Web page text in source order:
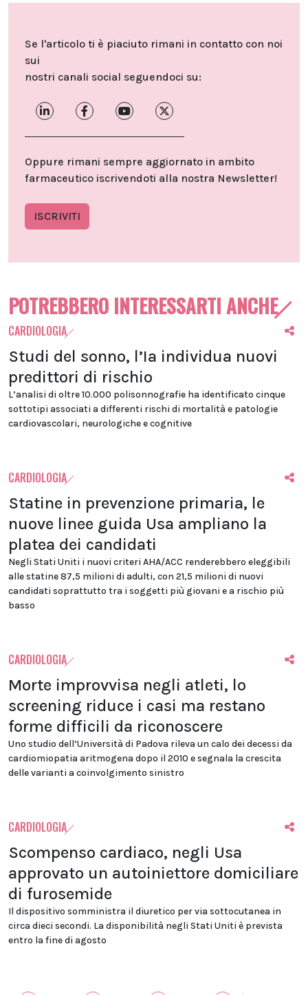
Se l'articolo ti è piaciuto rimani in contatto con noi
sui
nostri canali social seguendoci su:
Oppure rimani sempre aggiornato in ambito
farmaceutico iscrivendoti alla nostra Newsletter!
ISCRIVITI
POTREBBERO INTERESSARTI ANCHE
CARDIOLOGIA
Studi del sonno, l’Ia individua nuovi
predittori di rischio
L’analisi di oltre 10.000 polisonnografie ha identificato cinque
sottotipi associati a differenti rischi di mortalità e patologie
cardiovascolari, neurologiche e cognitive
CARDIOLOGIA
Statine in prevenzione primaria, le
nuove linee guida Usa ampliano la
platea dei candidati
Negli Stati Uniti i nuovi criteri AHA/ACC renderebbero eleggibili
alle statine 87,5 milioni di adulti, con 21,5 milioni di nuovi
candidati soprattutto tra i soggetti più giovani e a rischio più
basso
CARDIOLOGIA
Morte improvvisa negli atleti, lo
screening riduce i casi ma restano
forme difficili da riconoscere
Uno studio dell’Università di Padova rileva un calo dei decessi da
cardiomiopatia aritmogena dopo il 2010 e segnala la crescita
delle varianti a coinvolgimento sinistro
CARDIOLOGIA
Scompenso cardiaco, negli Usa
approvato un autoiniettore domiciliare
di furosemide
Il dispositivo somministra il diuretico per via sottocutanea in
circa dieci secondi. La disponibilità negli Stati Uniti è prevista
entro la fine di agosto